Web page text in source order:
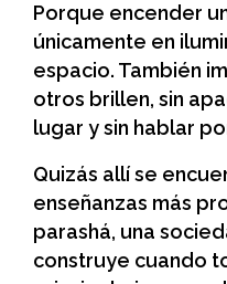
Porque encender
únicamente en
espacio. También
otros brillen, sin
lugar y sin hablar
Quizás allí se
enseñanzas más
parashá, una
construye cuando